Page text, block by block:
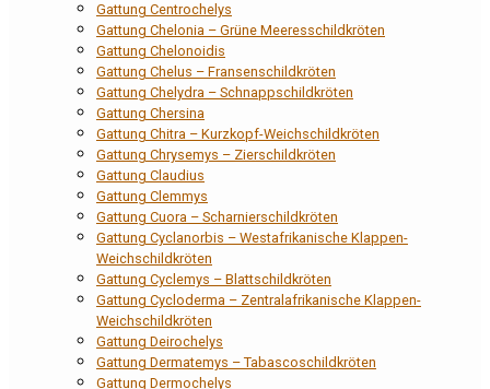
Gattung Centrochelys
Gattung Chelonia – Grüne Meeresschildkröten
Gattung Chelonoidis
Gattung Chelus – Fransenschildkröten
Gattung Chelydra – Schnappschildkröten
Gattung Chersina
Gattung Chitra – Kurzkopf-Weichschildkröten
Gattung Chrysemys – Zierschildkröten
Gattung Claudius
Gattung Clemmys
Gattung Cuora – Scharnierschildkröten
Gattung Cyclanorbis – Westafrikanische Klappen-
Weichschildkröten
Gattung Cyclemys – Blattschildkröten
Gattung Cycloderma – Zentralafrikanische Klappen-
Weichschildkröten
Gattung Deirochelys
Gattung Dermatemys – Tabascoschildkröten
Gattung Dermochelys